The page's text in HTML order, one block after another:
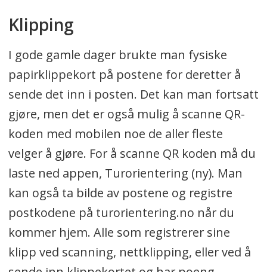
Klipping
I gode gamle dager brukte man fysiske
papirklippekort på postene for deretter å
sende det inn i posten. Det kan man fortsatt
gjøre, men det er også mulig å scanne QR-
koden med mobilen noe de aller fleste
velger å gjøre. For å scanne QR koden må du
laste ned appen, Turorientering (ny). Man
kan også ta bilde av postene og registre
postkodene på turorientering.no når du
kommer hjem. Alle som registrerer sine
klipp ved scanning, nettklipping, eller ved å